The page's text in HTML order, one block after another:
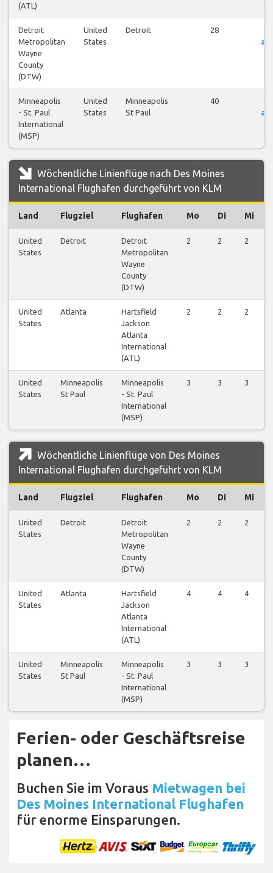
(ATL)
Detroit
Metropolitan
Wayne
County
(DTW)
United
States
Detroit 28
Minneapolis
- St. Paul
International
(MSP)
United
States
Minneapolis
St Paul
40
Wöchentliche Linienflüge nach Des Moines
International Flughafen durchgeführt von KLM
Land Flugziel Flughafen Mo Di Mi
United
States
Detroit
Detroit
Metropolitan
Wayne
County
(DTW)
2 2 2
United
States
Atlanta
Hartsfield
Jackson
Atlanta
International
(ATL)
2 2 2
United
States
Minneapolis
St Paul
Minneapolis
- St. Paul
International
(MSP)
3 3 3
Wöchentliche Linienflüge von Des Moines
International Flughafen durchgeführt von KLM
Land Flugziel Flughafen Mo Di Mi
United
States
Detroit
Detroit
Metropolitan
Wayne
County
(DTW)
2 2 2
United
States
Atlanta
Hartsfield
Jackson
Atlanta
International
(ATL)
4 4 4
United
States
Minneapolis
St Paul
Minneapolis
- St. Paul
International
(MSP)
3 3 3
Ferien- oder Geschäftsreise
planen…
Buchen Sie im Voraus Mietwagen bei
Des Moines International Flughafen
für enorme Einsparungen.